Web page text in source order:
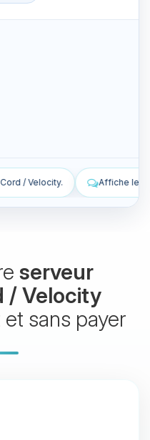
des logs en direct de mon
serveur
/ Velocity
sans payer